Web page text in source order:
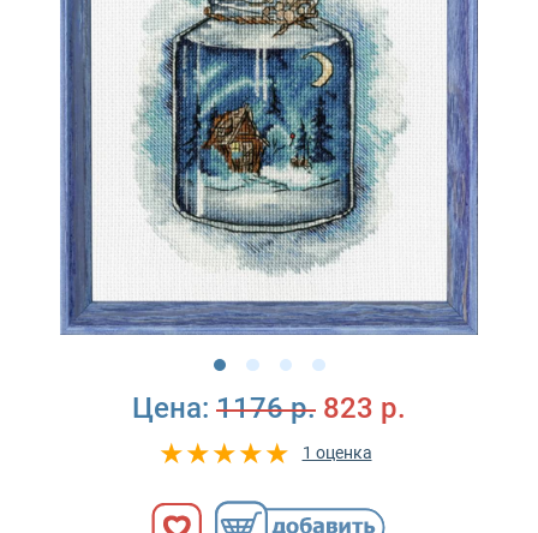
Цена: 1176 р. 823 р.
1 оценка